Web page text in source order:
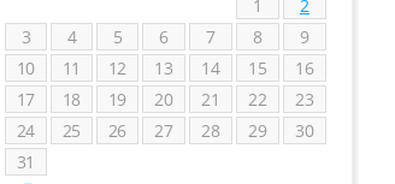
1
2
3
4 5 6 7 8
9
10
11 12 13 14 15
16
17
18 19 20 21 22
23
24
25 26 27 28 29
30
31